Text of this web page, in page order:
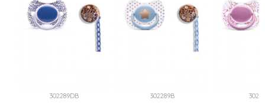
302289DB 302289B